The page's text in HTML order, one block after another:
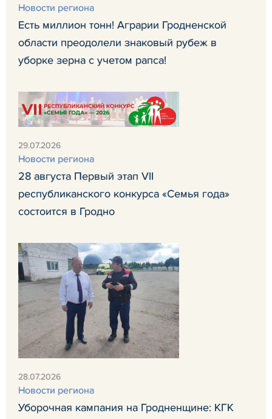
Новости региона
Есть миллион тонн! Аграрии Гродненской
области преодолели знаковый рубеж в
уборке зерна с учетом рапса!
29.07.2026
Новости региона
28 августа Первый этап VII
республиканского конкурса «Семья года»
состоится в Гродно
28.07.2026
Новости региона
Уборочная кампания на Гродненщине: КГК